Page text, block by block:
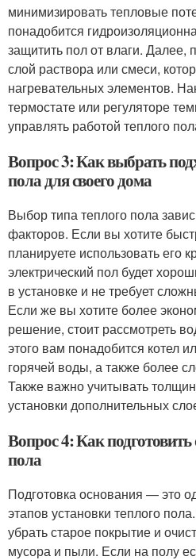
минимизировать тепловые
понадобится
защитить пол от влаги. Далее,
слой раствора или смеси,
нагревательных элементов.
термостате или регуляторе
управлять работой теплого
Вопрос 3: Как выбрать
пола для своего дома
Выбор типа теплого пола
факторов. Если вы хотите
планируете использовать его
электрический пол будет
в установке и не требует
Если же вы хотите более
решение, стоит рассмотреть
этого вам понадобится котел
горячей воды, а также более
Также важно учитывать
установки дополнительных
Вопрос 4: Как подготовить
пола
Подготовка основания — это
этапов установки теплого
убрать старое покрытие и
мусора и пыли. Если на полу